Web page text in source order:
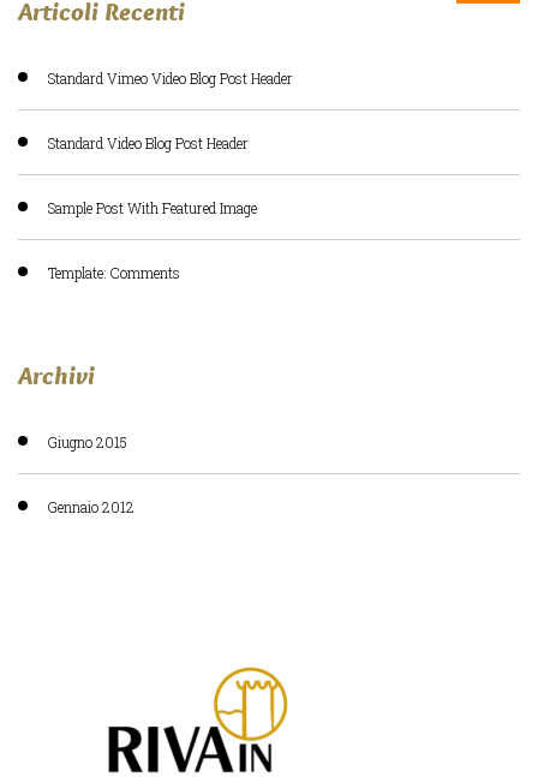
Articoli Recenti
Standard Vimeo Video Blog Post Header
Standard Video Blog Post Header
Sample Post With Featured Image
Template: Comments
Archivi
Giugno 2015
Gennaio 2012